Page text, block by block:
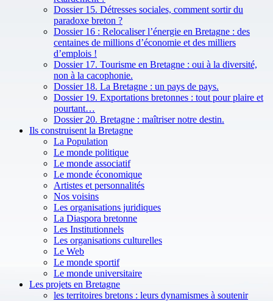
Dossier 15. Détresses sociales, comment sortir du
paradoxe breton ?
Dossier 16 : Relocaliser l’énergie en Bretagne : des
centaines de millions d’économie et des milliers
d’emplois !
Dossier 17. Tourisme en Bretagne : oui à la diversité,
non à la cacophonie.
Dossier 18. La Bretagne : un pays de pays.
Dossier 19. Exportations bretonnes : tout pour plaire et
pourtant…
Dossier 20. Bretagne : maîtriser notre destin.
Ils construisent la Bretagne
La Population
Le monde politique
Le monde associatif
Le monde économique
Artistes et personnalités
Nos voisins
Les organisations juridiques
La Diaspora bretonne
Les Institutionnels
Les organisations culturelles
Le Web
Le monde sportif
Le monde universitaire
Les projets en Bretagne
les territoires bretons : leurs dynamismes à soutenir